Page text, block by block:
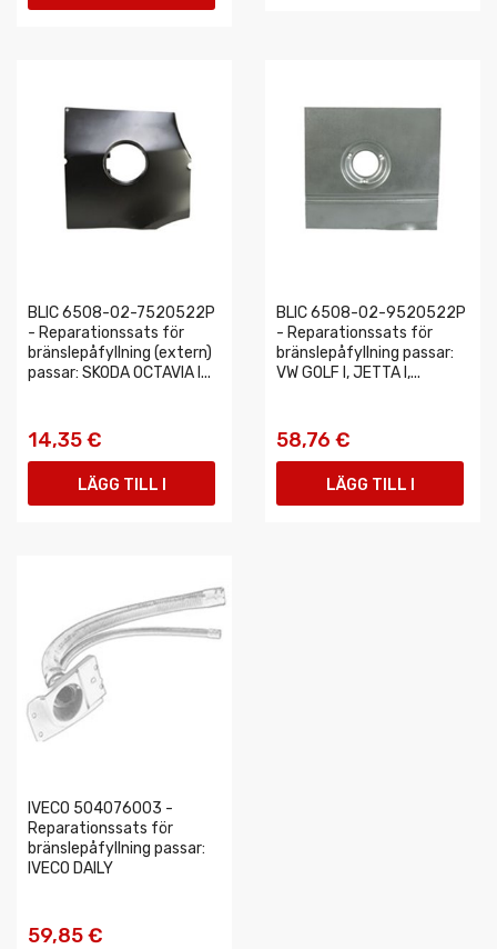
BLIC 6508-02-7520522P
- Reparationssats för
bränslepåfyllning (extern)
passar: SKODA OCTAVIA I...
14,35 €
LÄGG TILL I
BLIC 6508-02-9520522P
- Reparationssats för
bränslepåfyllning passar:
VW GOLF I, JETTA I,...
58,76 €
LÄGG TILL I
IVECO 504076003 -
Reparationssats för
bränslepåfyllning passar:
IVECO DAILY
59,85 €